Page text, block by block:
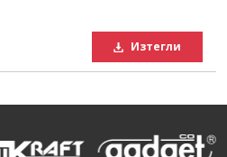
Изтегли